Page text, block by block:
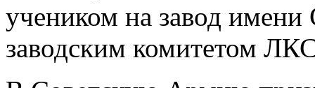
учеником на завод
заводским комитетом